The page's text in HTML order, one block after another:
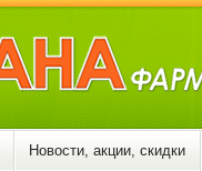
Новости, акции, скидки